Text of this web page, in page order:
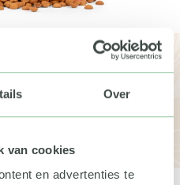
Over
van cookies
en advertenties te
boxen
of pakketten?
ons op. We vertellen je